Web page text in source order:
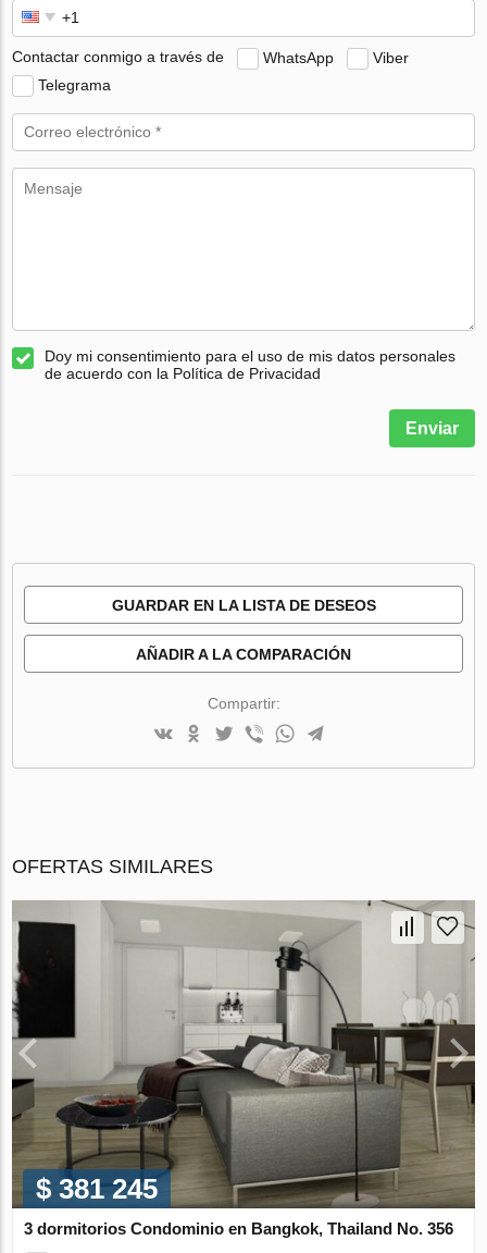
Contactar conmigo a través de WhatsApp
Viber
Telegrama
Doy mi consentimiento para el uso de mis datos personales
de acuerdo con la Política de Privacidad
Enviar
GUARDAR EN LA LISTA DE DESEOS
AÑADIR A LA COMPARACIÓN
Compartir:
OFERTAS SIMILARES
$ 381 245
3 dormitorios Condominio en Bangkok, Thailand No. 356